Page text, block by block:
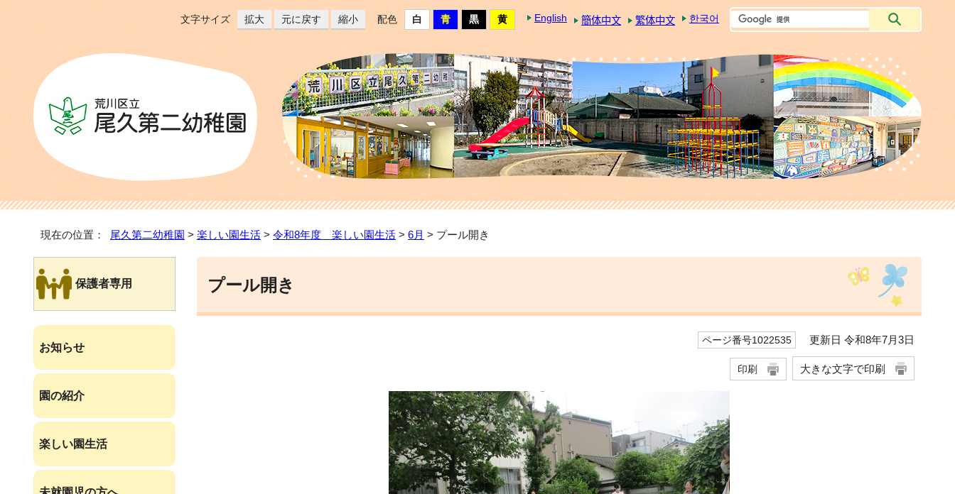
文字サイズ 拡大 元に戻す 縮小 配色 English 簡体中文 繁体中文 한국어
現在の位置： 尾久第二幼稚園 > 楽しい園生活 > 令和8年度 楽しい園生活 > 6月 > プール開き
プール開き
ページ番号1022535 更新日 令和8年7月3日
印刷 大きな文字で印刷
保護者専用
お知らせ
園の紹介
楽しい園生活